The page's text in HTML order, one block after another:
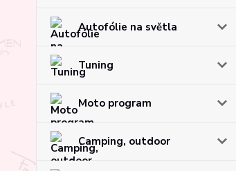
Autofólie na světla
Tuning
Moto program
Camping, outdoor